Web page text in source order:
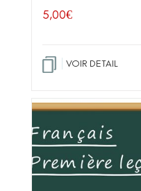
5,00€
VOIR DETAIL